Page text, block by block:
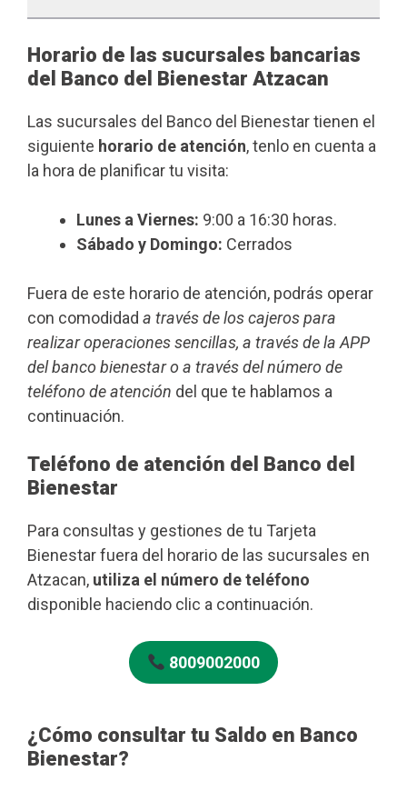
Horario de las sucursales bancarias
del Banco del Bienestar Atzacan
Las sucursales del Banco del Bienestar tienen el
siguiente horario de atención, tenlo en cuenta a
la hora de planificar tu visita:
Lunes a Viernes: 9:00 a 16:30 horas.
Sábado y Domingo: Cerrados
Fuera de este horario de atención, podrás operar
con comodidad a través de los cajeros para
realizar operaciones sencillas, a través de la APP
del banco bienestar o a través del número de
teléfono de atención del que te hablamos a
continuación.
Teléfono de atención del Banco del
Bienestar
Para consultas y gestiones de tu Tarjeta
Bienestar fuera del horario de las sucursales en
Atzacan, utiliza el número de teléfono
disponible haciendo clic a continuación.
8009002000
¿Cómo consultar tu Saldo en Banco
Bienestar?